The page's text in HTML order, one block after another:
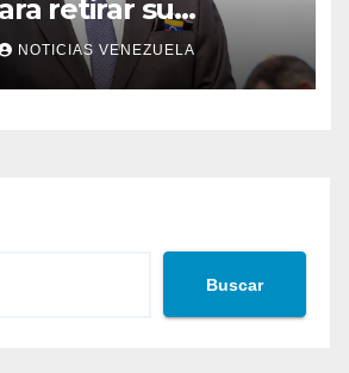
retirar su
NOTICIAS VENEZUELA
Buscar